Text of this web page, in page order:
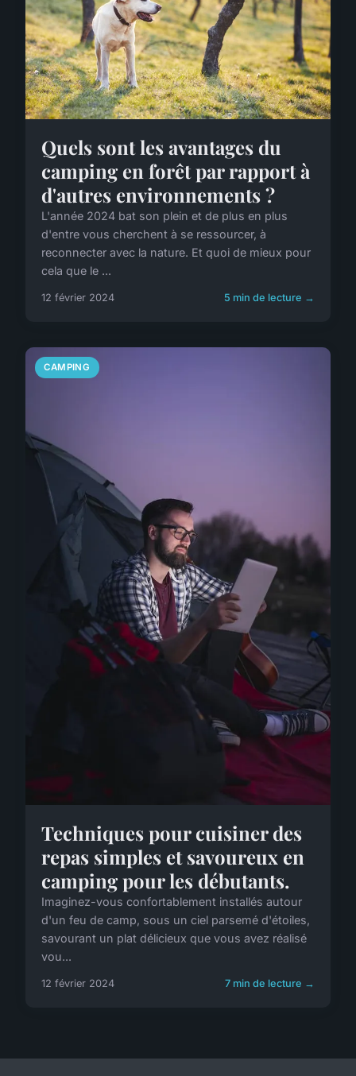
Quels sont les avantages du
camping en forêt par rapport à
d'autres environnements ?
L'année 2024 bat son plein et de plus en plus
d'entre vous cherchent à se ressourcer, à
reconnecter avec la nature. Et quoi de mieux pour
cela que le ...
12 février 2024 5 min de lecture →
CAMPING
Techniques pour cuisiner des
repas simples et savoureux en
camping pour les débutants.
Imaginez-vous confortablement installés autour
d'un feu de camp, sous un ciel parsemé d'étoiles,
savourant un plat délicieux que vous avez réalisé
vou...
12 février 2024 7 min de lecture →